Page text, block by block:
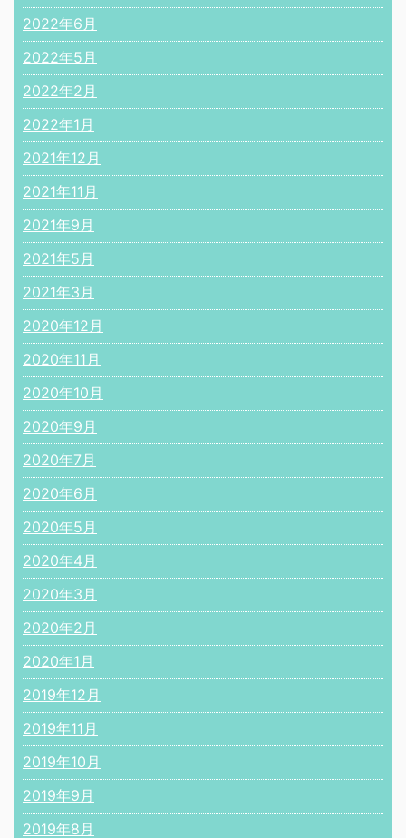
2022年6月
2022年5月
2022年2月
2022年1月
2021年12月
2021年11月
2021年9月
2021年5月
2021年3月
2020年12月
2020年11月
2020年10月
2020年9月
2020年7月
2020年6月
2020年5月
2020年4月
2020年3月
2020年2月
2020年1月
2019年12月
2019年11月
2019年10月
2019年9月
2019年8月